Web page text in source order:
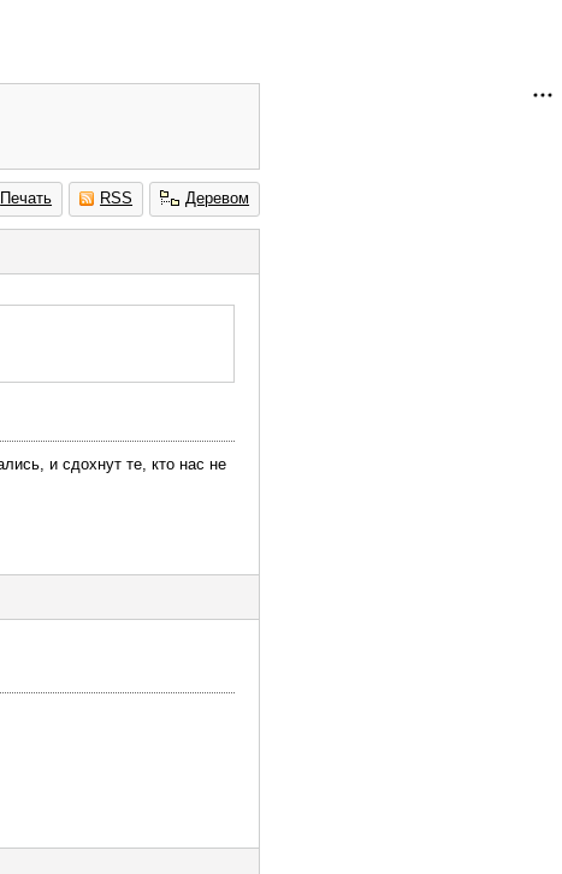
Печать RSS Деревом
и сдохнут те, кто нас не